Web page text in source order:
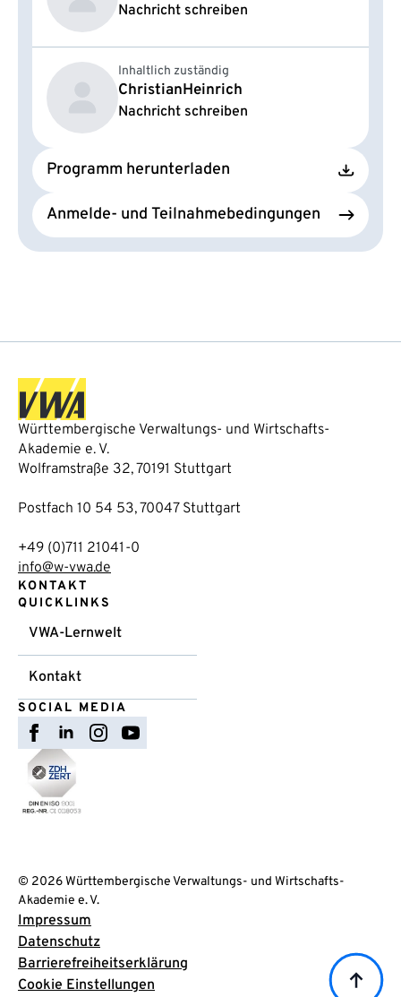
Nachricht schreiben
Inhaltlich zuständig
ChristianHeinrich
Nachricht schreiben
Programm herunterladen
Anmelde- und Teilnahmebedingungen
Württembergische Verwaltungs- und Wirtschafts-
Akademie e. V.
Wolframstraße 32, 70191 Stuttgart
Postfach 10 54 53, 70047 Stuttgart
+49 (0)711 21041-0
info@w-vwa.de
KONTAKT
QUICKLINKS
VWA-Lernwelt
Kontakt
SOCIAL MEDIA
© 2026 Württembergische Verwaltungs- und Wirtschafts-
Akademie e. V.
Impressum
Datenschutz
Barrierefreiheitserklärung
Cookie Einstellungen